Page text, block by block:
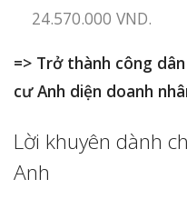
24.570.000 VND.
=> Trở thành công
cư Anh diện doanh
Lời khuyên dành
Anh